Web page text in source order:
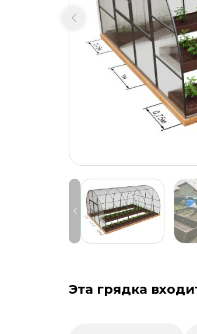
Эта грядка